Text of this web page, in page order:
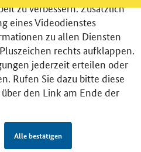
Wirtschaft und Energie
Datenschutz
zu verbessern. Zusätzlich
eines Videodienstes
zu allen Diensten
rechts aufklappen.
jederzeit erteilen oder
Rufen Sie dazu bitte diese
den Link am Ende der
Alle bestätigen